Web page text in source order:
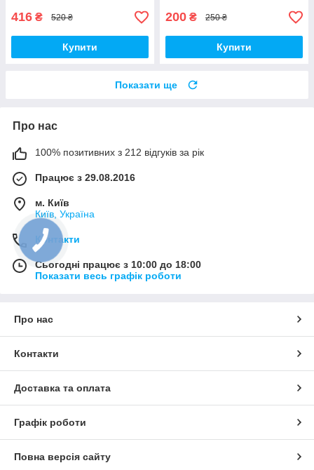
416 ₴ 520 ₴
Купити
200 ₴ 250 ₴
Купити
Показати ще
Про нас
100% позитивних з 212 відгуків за рік
Працює з 29.08.2016
м. Київ
Київ, Україна
Контакти
Сьогодні працює з 10:00 до 18:00
Показати весь графік роботи
Про нас
Контакти
Доставка та оплата
Графік роботи
Повна версія сайту